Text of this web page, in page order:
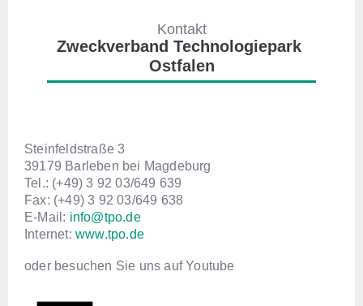
Kontakt
Zweckverband Technologiepark
Ostfalen
Steinfeldstraße 3
39179 Barleben bei Magdeburg
Tel.: (+49) 3 92 03/649 639
Fax: (+49) 3 92 03/649 638
E-Mail: info@tpo.de
Internet:www.tpo.de
oder besuchen Sie uns auf Youtube